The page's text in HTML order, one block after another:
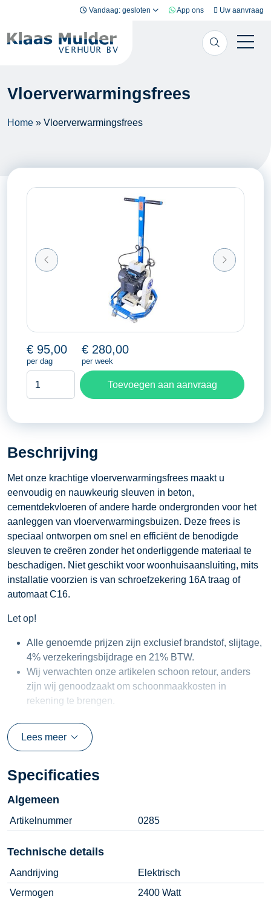
Vandaag: gesloten App ons Uw aanvraag
Vloerverwarmingsfrees
Home » Vloerverwarmingsfrees
€ 95,00
per dag
€ 280,00
per week
Vloerverwarmingsfrees
Toevoegen aan aanvraag
Beschrijving
Met onze krachtige vloerverwarmingsfrees maakt u
eenvoudig en nauwkeurig sleuven in beton,
cementdekvloeren of andere harde ondergronden voor het
aanleggen van vloerverwarmingsbuizen. Deze frees is
speciaal ontworpen om snel en efficiënt de benodigde
sleuven te creëren zonder het onderliggende materiaal te
beschadigen. Niet geschikt voor woonhuisaansluiting, mits
installatie voorzien is van schroefzekering 16A traag of
automaat C16.
Let op!
Alle genoemde prijzen zijn exclusief brandstof, slijtage,
4% verzekeringsbijdrage en 21% BTW.
Wij verwachten onze artikelen schoon retour, anders
zijn wij genoodzaakt om schoonmaakkosten in
rekening te brengen.
Lees meer
Specificaties
Algemeen
Artikelnummer 0285
Technische details
Aandrijving
Elektrisch
Vermogen
2400 Watt